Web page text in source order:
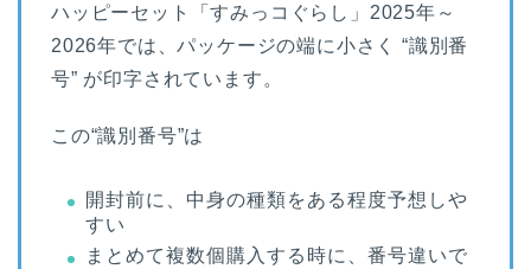
ハッピーセット「すみっコぐらし」2025年～
2026年では、パッケージの端に小さく “識別番
号” が印字されています。
この“識別番号”は
開封前に、中身の種類をある程度予想しや
すい
まとめて複数個購入する時に、番号違いで